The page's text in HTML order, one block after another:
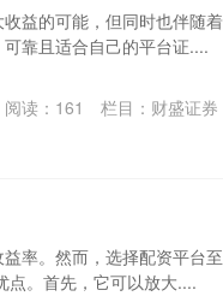
益的可能，但同时也伴随着
靠且适合自己的平台证....
阅读： 161 栏目： 财盛证券
率。然而，选择配资平台至
点。首先，它可以放大....